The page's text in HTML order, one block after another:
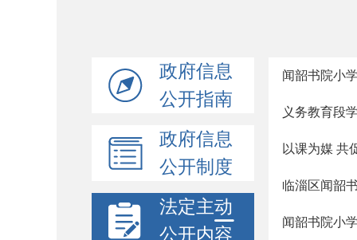
政府信息
公开指南
政府信息
公开制度
法定主动
公开内容
闻韶书院小
义务教育段
以课为媒 共
临淄区闻韶
闻韶书院小